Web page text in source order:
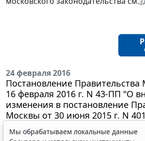
24 февраля 2016
Постановление
16 февраля 2016 г. N 43-ПП "О
изменения в постановление
Москвы от 30 июня 2015 г. N
Постановление
февраля 2016 г. N 32-ПП "О
Мы обрабатываем локальные данные